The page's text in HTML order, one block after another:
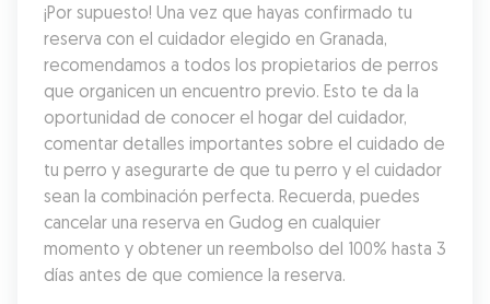
¡Por supuesto! Una vez que hayas confirmado tu
reserva con el cuidador elegido en Granada,
recomendamos a todos los propietarios de perros
que organicen un encuentro previo. Esto te da la
oportunidad de conocer el hogar del cuidador,
comentar detalles importantes sobre el cuidado de
tu perro y asegurarte de que tu perro y el cuidador
sean la combinación perfecta. Recuerda, puedes
cancelar una reserva en Gudog en cualquier
momento y obtener un reembolso del 100% hasta 3
días antes de que comience la reserva.